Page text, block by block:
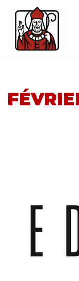
Aller
contenu